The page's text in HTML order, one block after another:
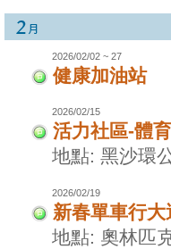
2026/02/02 ~ 27
健康加油站
2026/02/15
活力社區-體
地點: 黑沙環
2026/02/19
新春單車行大
地點: 奧林匹